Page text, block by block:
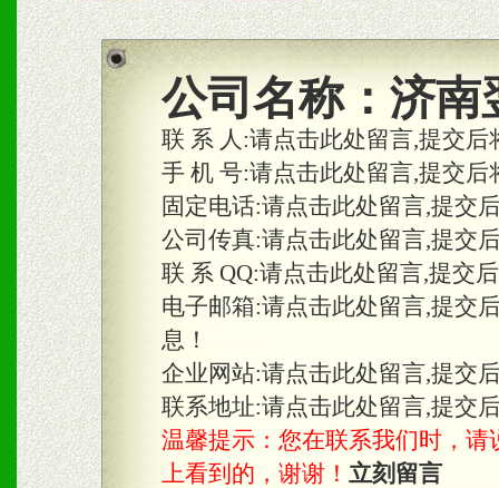
商利润。
2、区域独家经营；建立区
合作关系。
三、物料及媒体
1、免费提供体验及宣传彩
2、不定期在各大知名网站
知名度和影响力。
3、根据地方实际情况提供
具。
公司名称： 济南
联 系 人:请点击此处留言,提交
手 机 号:请点击此处留言,提交
固定电话:请点击此处留言,提交
公司传真:请点击此处留言,提交
联 系 QQ:请点击此处留言,提交
电子邮箱:请点击此处留言,提交
息！
企业网站:请点击此处留言,提交
联系地址:请点击此处留言,提交
温馨提示：您在联系我们时，请
上看到的，谢谢！ 立刻留言